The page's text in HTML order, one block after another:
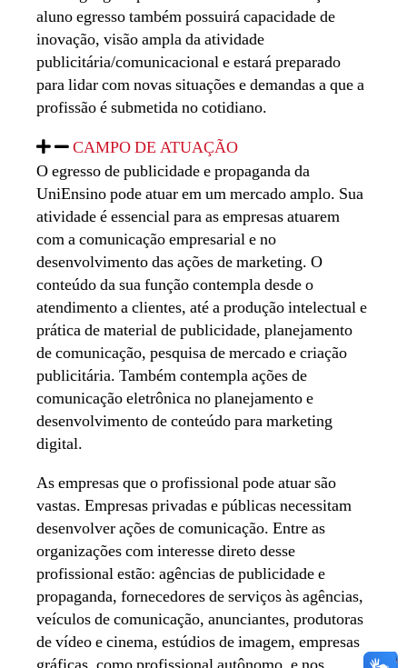
aluno egresso também possuirá capacidade de
inovação, visão ampla da atividade
publicitária/comunicacional e estará preparado
para lidar com novas situações e demandas a que a
profissão é submetida no cotidiano.
CAMPO DE ATUAÇÃO
O egresso de publicidade e propaganda da
UniEnsino pode atuar em um mercado amplo. Sua
atividade é essencial para as empresas atuarem
com a comunicação empresarial e no
desenvolvimento das ações de marketing. O
conteúdo da sua função contempla desde o
atendimento a clientes, até a produção intelectual e
prática de material de publicidade, planejamento
de comunicação, pesquisa de mercado e criação
publicitária. Também contempla ações de
comunicação eletrônica no planejamento e
desenvolvimento de conteúdo para marketing
digital.
As empresas que o profissional pode atuar são
vastas. Empresas privadas e públicas necessitam
desenvolver ações de comunicação. Entre as
organizações com interesse direto desse
profissional estão: agências de publicidade e
propaganda, fornecedores de serviços às agências,
veículos de comunicação, anunciantes, produtoras
de vídeo e cinema, estúdios de imagem, empresas